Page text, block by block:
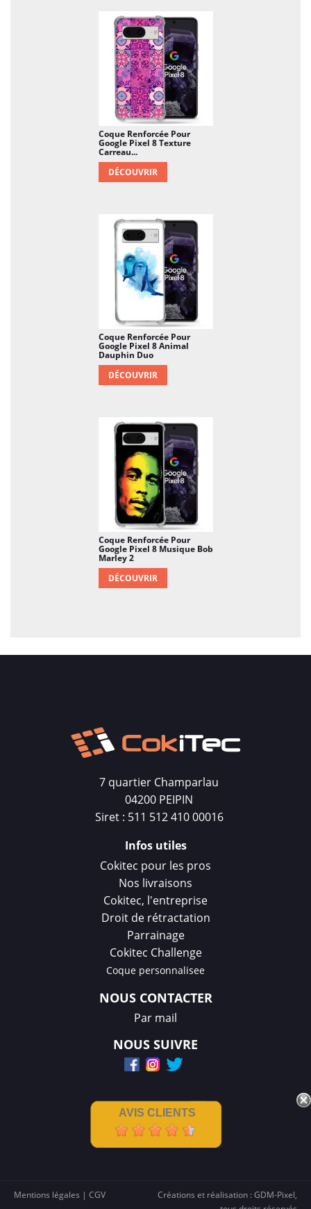
Coque Renforcée Pour
Google Pixel 8 Texture
Carreau...
DÉCOUVRIR
Coque Renforcée Pour
Google Pixel 8 Animal
Dauphin Duo
DÉCOUVRIR
Coque Renforcée Pour
Google Pixel 8 Musique Bob
Marley 2
DÉCOUVRIR
7 quartier Champarlau
04200 PEIPIN
Siret : 511 512 410 00016
Infos utiles
Cokitec pour les pros
Nos livraisons
Cokitec, l'entreprise
Droit de rétractation
Parrainage
Cokitec Challenge
Coque personnalisee
NOUS CONTACTER
Par mail
NOUS SUIVRE
AVIS CLIENTS
Mentions légales | CGV Créations et réalisation :GDM-Pixel,